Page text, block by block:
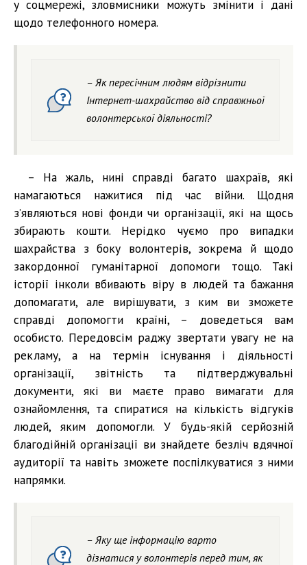
у соцмережі, зловмисники можуть змінити і дані
щодо телефонного номера.
– Як пересічним людям відрізнити
Інтернет-шахрайство від справжньої
волонтерської діяльності?
– На жаль, нині справді багато шахраїв, які
намагаються нажитися під час війни. Щодня
з’являються нові фонди чи організації, які на щось
збирають кошти. Нерідко чуємо про випадки
шахрайства з боку волонтерів, зокрема й щодо
закордонної гуманітарної допомоги тощо. Такі
історії інколи вбивають віру в людей та бажання
допомагати, але вирішувати, з ким ви зможете
справді допомогти країні, – доведеться вам
особисто. Передовсім раджу звертати увагу не на
рекламу, а на термін існування і діяльності
організації, звітність та підтверджувальні
документи, які ви маєте право вимагати для
ознайомлення, та спиратися на кількість відгуків
людей, яким допомогли. У будь-якій серйозній
благодійній організації ви знайдете безліч вдячної
аудиторії та навіть зможете поспілкуватися з ними
напрямки.
– Яку ще інформацію варто
дізнатися у волонтерів перед тим, як